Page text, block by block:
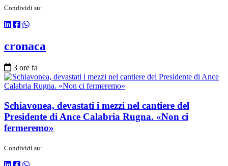
Condividi su:
cronaca
3 ore fa
Schiavonea, devastati i mezzi nel cantiere del
Presidente di Ance Calabria Rugna. «Non ci
fermeremo»
Condividi su: